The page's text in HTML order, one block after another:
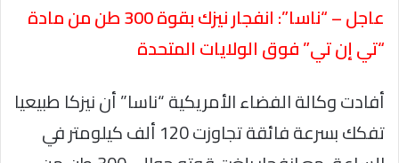
عاجل – “ناسا”: انفجار نيزك بقوة 300 طن من مادة
“تي إن تي” فوق الولايات المتحدة
أفادت وكالة الفضاء الأمريكية “ناسا” أن نيزكا طبيعيا
تفكك بسرعة فائقة تجاوزت 120 ألف كيلومتر في